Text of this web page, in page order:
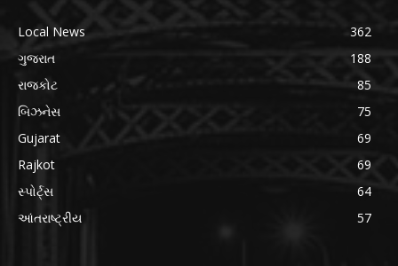
Local News
362
ગુજરાત
188
રાજકોટ
85
બિઝનેસ
75
Gujarat
69
Rajkot
69
સ્પોર્ટ્સ
64
આંતરાષ્ટ્રીય
57